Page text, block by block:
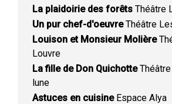
La plaidoirie des forêts Théâtre
Un pur chef-d'oeuvreThéâtre
Louison et Monsieur Molière
Louvre
La fille de Don QuichotteThéâtre
lune
Astuces en cuisineEspace Alya